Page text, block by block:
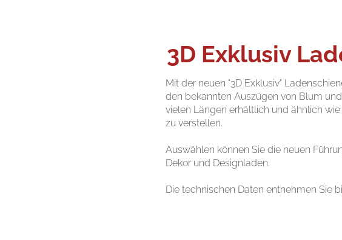
3D Exklusiv
Mit der neuen "3D Exklusiv"
den bekannten Auszügen von Blum
vielen Längen erhältlich und ähnlich
zu verstellen.
Auswählen können Sie die neuen
Dekor und Designladen.
Die technischen Daten entnehmen Sie